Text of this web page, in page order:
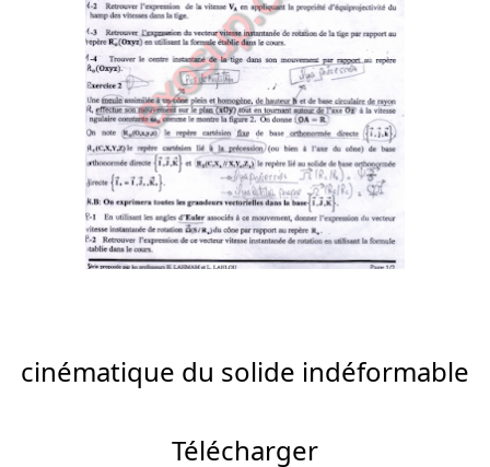
cinématique du solide indéformable
Télécharger